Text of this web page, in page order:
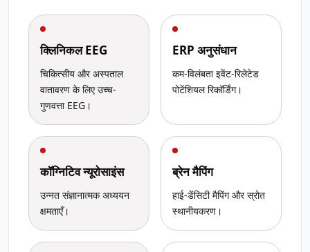
क्लिनिकल EEG
चिकित्सीय और अस्पताल
वातावरण के लिए उच्च-
गुणवत्ता EEG।
ERP अनुसंधान
कम-विलंबता इवेंट-रिलेटेड
पोटेंशियल रिकॉर्डिंग।
कॉग्निटिव न्यूरोसाइंस
उन्नत संज्ञानात्मक अध्ययन
क्षमताएँ।
ब्रेन मैपिंग
हाई-डेंसिटी मैपिंग और स्रोत
स्थानीयकरण।